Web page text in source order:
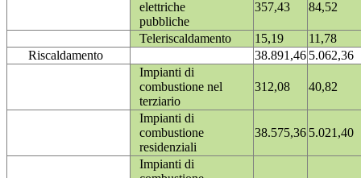
elettriche
pubbliche
357,43 84,52
Teleriscaldamento 15,19
11,78
Riscaldamento
38.891,46 5.062,36
Impianti di
combustione nel
terziario
312,08 40,82
Impianti di
combustione
residenziali
38.575,36 5.021,40
Impianti di